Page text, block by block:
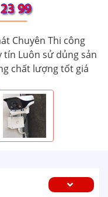
Chuyên Thi công
tín Luôn sử dủng sản
chất lượng tốt giá